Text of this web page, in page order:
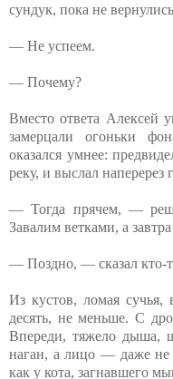
сундук, пока не
— Не успеем.
— Почему?
Вместо ответа Алексей
замерцали огоньки
оказался умнее:
реку, и выслал наперерез
— Тогда прячем, —
Завалим ветками, а
— Поздно, — сказал кто-
Из кустов, ломая
десять, не меньше. С
Впереди, тяжело дыша,
наган, а лицо — даже не
как у кота, загнавшего